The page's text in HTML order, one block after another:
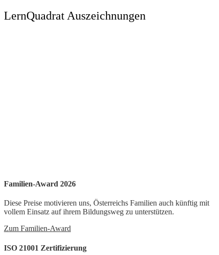
LernQuadrat Auszeichnungen
Familien-Award 2026
Diese Preise motivieren uns, Österreichs Familien auch künftig mit
vollem Einsatz auf ihrem Bildungsweg zu unterstützen.
Zum Familien-Award
ISO 21001 Zertifizierung